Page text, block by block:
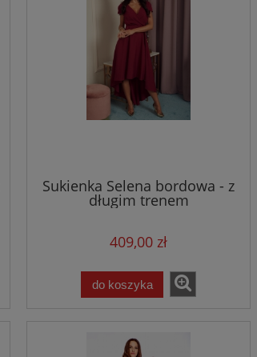
Sukienka Selena bordowa - z
długim trenem
409,00 zł
do koszyka